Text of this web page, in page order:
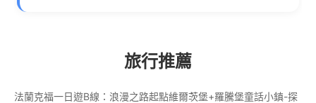
旅行推薦
法蘭克福一日遊B線：浪漫之路起點維爾茨堡+羅騰堡童話小鎮-探